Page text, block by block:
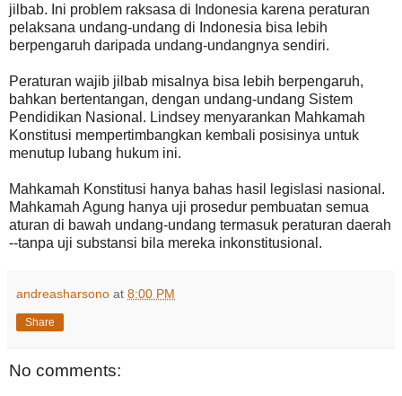
jilbab. Ini problem raksasa di Indonesia karena peraturan
pelaksana undang-undang di Indonesia bisa lebih
berpengaruh daripada undang-undangnya sendiri.
Peraturan wajib jilbab misalnya bisa lebih berpengaruh,
bahkan bertentangan, dengan undang-undang Sistem
Pendidikan Nasional. Lindsey menyarankan Mahkamah
Konstitusi mempertimbangkan kembali posisinya untuk
menutup lubang hukum ini.
Mahkamah Konstitusi hanya bahas hasil legislasi nasional.
Mahkamah Agung hanya uji prosedur pembuatan semua
aturan di bawah undang-undang termasuk peraturan daerah
--tanpa uji substansi bila mereka inkonstitusional.
andreasharsono at 8:00 PM
Share
No comments: